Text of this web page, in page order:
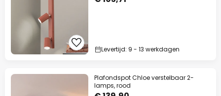
Levertijd: 9 - 13 werkdagen
Plafondspot Chloe verstelbaar 2-
lamps, rood